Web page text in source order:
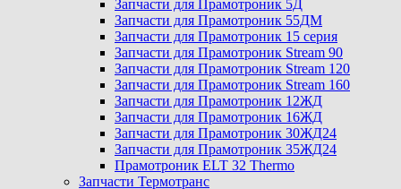
Запчасти для Прамотроник 5Д
Запчасти для Прамотроник 55ДМ
Запчасти для Прамотроник 15 серия
Запчасти для Прамотроник Stream 90
Запчасти для Прамотроник Stream 120
Запчасти для Прамотроник Stream 160
Запчасти для Прамотроник 12ЖД
Запчасти для Прамотроник 16ЖД
Запчасти для Прамотроник 30ЖД24
Запчасти для Прамотроник 35ЖД24
Прамотроник ELT 32 Thermo
Запчасти Термотранс